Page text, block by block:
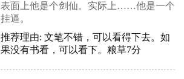
表面上他是个剑仙。实际上……他是一个
挂逼。
推荐理由: 文笔不错，可以看得下去。如
果没有书看，可以看下。粮草7分